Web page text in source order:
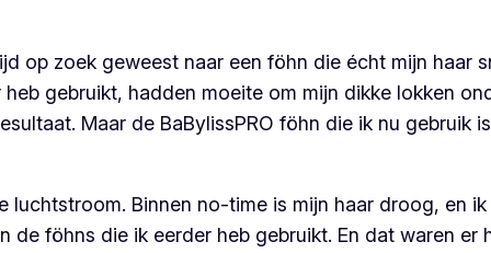
op zoek geweest naar een föhn die écht mijn haar
gebruikt, hadden moeite om mijn dikke lokken
Maar de BaBylissPRO föhn die ik nu gebruik
Binnen no-time is mijn haar droog, en
de föhns die ik eerder heb gebruikt. En dat waren